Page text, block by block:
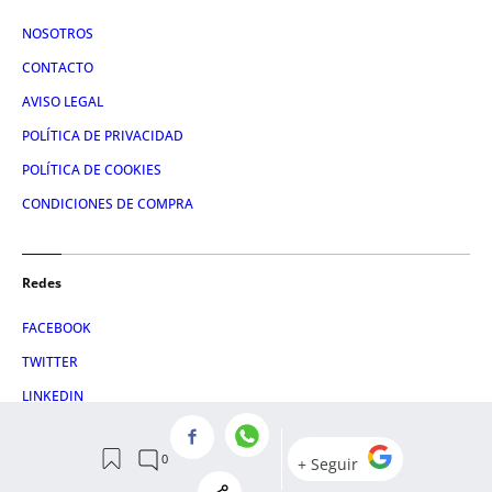
NOSOTROS
CONTACTO
AVISO LEGAL
POLÍTICA DE PRIVACIDAD
POLÍTICA DE COOKIES
CONDICIONES DE COMPRA
Redes
FACEBOOK
TWITTER
LINKEDIN